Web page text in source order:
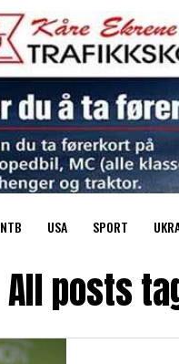
NTB USA SPORT
All posts